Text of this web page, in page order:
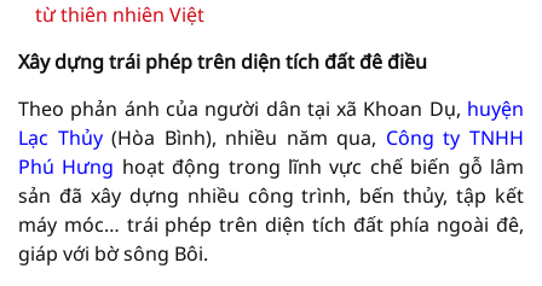
từ thiên nhiên Việt
Xây dựng trái phép trên diện tích đất đê điều
Theo phản ánh của người dân tại xã Khoan Dụ, huyện
Lạc Thủy(Hòa Bình), nhiều năm qua, Công ty TNHH
Phú Hưng hoạt động trong lĩnh vực chế biến gỗ lâm
sản đã xây dựng nhiều công trình, bến thủy, tập kết
máy móc… trái phép trên diện tích đất phía ngoài đê,
giáp với bờ sông Bôi.